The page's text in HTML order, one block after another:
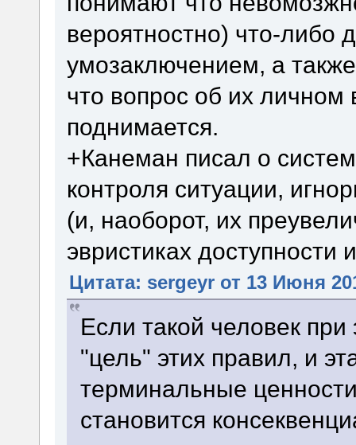
вероятностно) что-либо
умозаключением, а
что вопрос об их
поднимается.
+Канеман писал о
контроля ситуации,
(и, наоборот, их
эвристиках доступности
Цитата: sergeyr от 13 Июня
Если такой человек
"цель" этих правил, и
терминальные
становится